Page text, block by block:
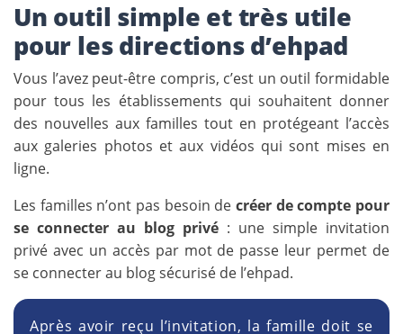
Un outil simple et très utile
pour les directions d’ehpad
Vous l’avez peut-être compris, c’est un outil formidable
pour tous les établissements qui souhaitent donner
des nouvelles aux familles tout en protégeant l’accès
aux galeries photos et aux vidéos qui sont mises en
ligne.
Les familles n’ont pas besoin de créer de compte pour
se connecter au blog privé : une simple invitation
privé avec un accès par mot de passe leur permet de
se connecter au blog sécurisé de l’ehpad.
Après avoir reçu l’invitation, la famille doit se